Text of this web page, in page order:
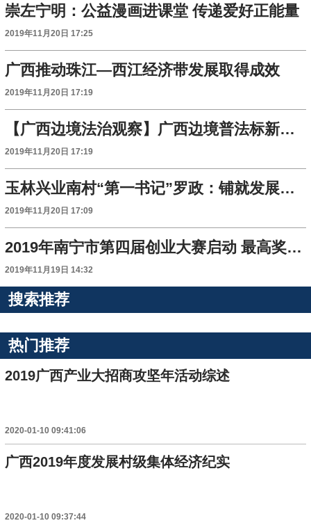
崇左宁明：公益漫画进课堂 传递爱好正能量
2019年11月20日 17:25
广西推动珠江—西江经济带发展取得成效
2019年11月20日 17:19
【广西边境法治观察】广西边境普法标新立异 普法教育基地遍地开花
2019年11月20日 17:19
玉林兴业南村“第一书记”罗政：铺就发展壮大扶贫产业“致富路”
2019年11月20日 17:09
2019年南宁市第四届创业大赛启动 最高奖金5万元 优秀项目能获多种形式创业支持
2019年11月19日 14:32
搜索推荐
热门推荐
2019广西产业大招商攻坚年活动综述
2020-01-10 09:41:06
广西2019年度发展村级集体经济纪实
2020-01-10 09:37:44